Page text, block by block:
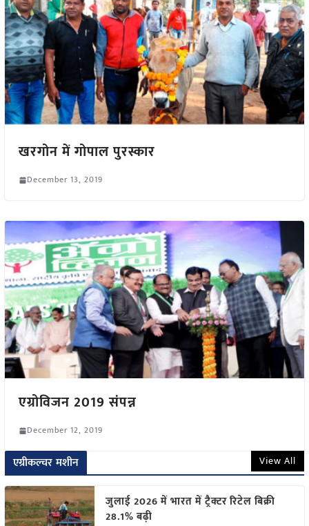
खरगोन में गोपाल पुरस्कार
December 13, 2019
एग्रोविजन 2019 संपन्न
December 12, 2019
एग्रीकल्चर मशीन View All
जुलाई 2026 में भारत में ट्रैक्टर रिटेल बिक्री
28.1% बढ़ी